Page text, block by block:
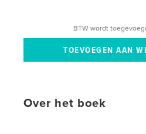
BTW wordt
Over het boek